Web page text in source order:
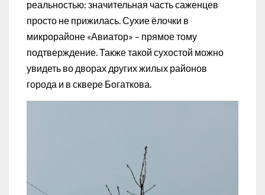
реальностью: значительная часть саженцев
просто не прижилась. Сухие ёлочки в
микрорайоне «Авиатор» – прямое тому
подтверждение. Также такой сухостой можно
увидеть во дворах других жилых районов
города и в сквере Богаткова.